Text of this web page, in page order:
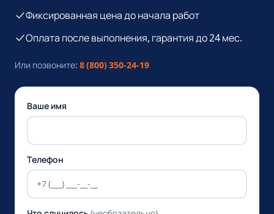
Фиксированная цена до начала работ
Оплата после выполнения, гарантия до 24 мес.
Или позвоните: 8 (800) 350-24-19
Ваше имя
Телефон